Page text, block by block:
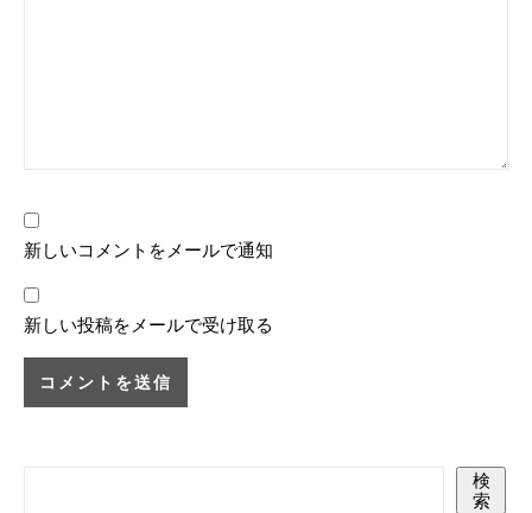
新しいコメントをメールで通知
新しい投稿をメールで受け取る
検
索